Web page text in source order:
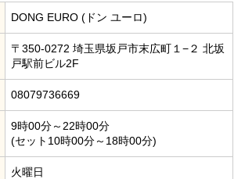
DONG EURO (ドン ユーロ)
〒350-0272 埼玉県坂戸市末広町１−２ 北坂
戸駅前ビル2F
08079736669
9時00分～22時00分
(セット10時00分～18時00分)
火曜日